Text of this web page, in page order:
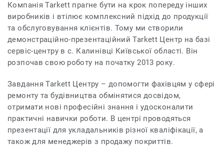
Компанія Tarkett прагне бути на крок попереду інших
виробників і втілює комплексний підхід до продукції
та обслуговування клієнтів. Тому ми створили
демонстраційно-презентаційний Tarkett Центр на базі
сервіс-центру в с. Калинівці Київської області. Він
розпочав свою роботу на початку 2013 року.
Завдання Tarkett Центру – допомогти фахівцям у сфері
ремонту та будівництва обмінятися досвідом,
отримати нові професійні знання і удосконалити
практичні навички роботи. В центрі проводяться
презентації для укладальників різної кваліфікації, а
також для менеджерів з продажу покриттів.